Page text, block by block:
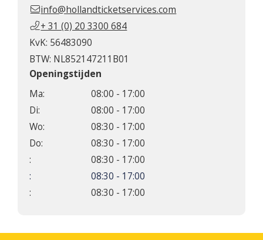
info@hollandticketservices.com
+ 31 (0) 20 3300 684
KvK: 56483090
BTW: NL852147211B01
Openingstijden
Ma:
08:00 - 17:00
Di:
08:00 - 17:00
Wo:
08:30 - 17:00
Do:
08:30 - 17:00
:
08:30 - 17:00
:
08:30 - 17:00
:
08:30 - 17:00